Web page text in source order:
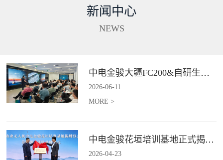
配出色的全地形通过能力,一举破
长、补能不便、作业范围受限、
站等场景提供高效巡检等服务。*
具体价格面议
集、处理、分析及成果传输一体
5G+卫星双链路通讯功能，在全
与智能判。*具体价格面议
新闻中心
NEWS
中电金骏大疆FC200&自研生态新品体验会圆满举办
2026-06-11
MORE >
中电金骏花垣培训基地正式揭牌 首期农业无人机培训班同步启动
2026-04-23